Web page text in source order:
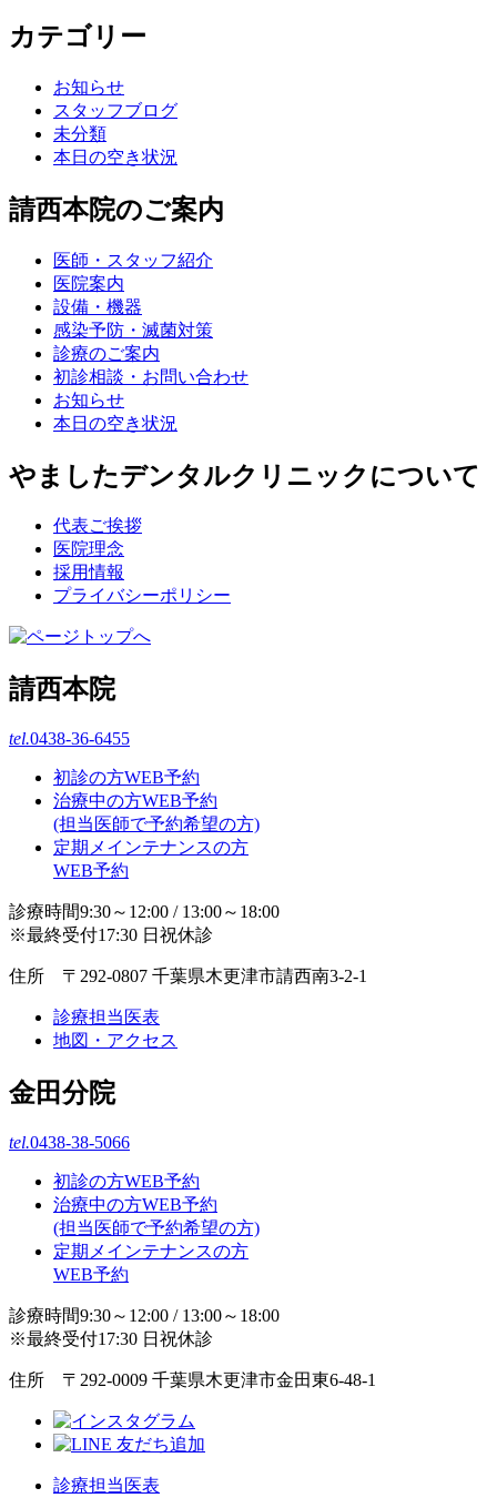
カテゴリー
お知らせ
スタッフブログ
未分類
本日の空き状況
請西本院のご案内
医師・スタッフ紹介
医院案内
設備・機器
感染予防・滅菌対策
診療のご案内
初診相談・お問い合わせ
お知らせ
本日の空き状況
やましたデンタルクリニックについて
代表ご挨拶
医院理念
採用情報
プライバシーポリシー
請西本院
tel.0438-36-6455
初診の方WEB予約
治療中の方WEB予約
(担当医師で予約希望の方)
定期メインテナンスの方
WEB予約
診療時間9:30～12:00 / 13:00～18:00
※最終受付17:30 日祝休診
住所 〒292-0807 千葉県木更津市請西南3-2-1
診療担当医表
地図・アクセス
金田分院
tel.0438-38-5066
初診の方WEB予約
治療中の方WEB予約
(担当医師で予約希望の方)
定期メインテナンスの方
WEB予約
診療時間9:30～12:00 / 13:00～18:00
※最終受付17:30 日祝休診
住所 〒292-0009 千葉県木更津市金田東6-48-1
診療担当医表